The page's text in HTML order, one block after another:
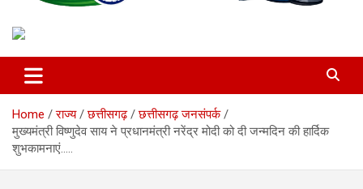
kotwar.in
Home राज्य छत्तीसगढ़
छत्तीसगढ़ जनसंपर्क
मुख्यमंत्री विष्णुदेव साय ने प्रधानमंत्री नरेंद्र मोदी को दी जन्मदिन की हार्दिक
शुभकामनाएं…..